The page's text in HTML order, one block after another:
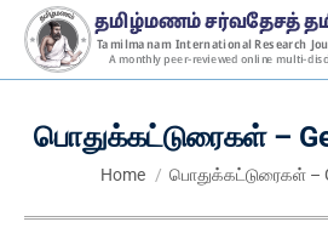
பொதுக்கட்டுரைகள் –
You are here:
Home பொதுக்கட்டுரைகள் –